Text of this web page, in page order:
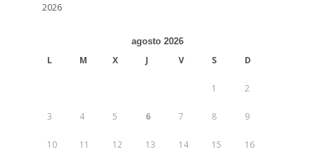
2026
agosto 2026
L M X J V S D
1 2
3 4 5 6 7 8 9
10 11 12 13 14 15 16